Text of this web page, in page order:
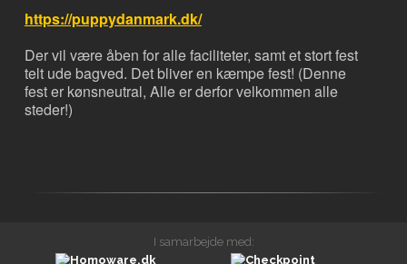
https://puppydanmark.dk/
Der vil være åben for alle faciliteter, samt et stort fest
telt ude bagved. Det bliver en kæmpe fest! (Denne
fest er kønsneutral, Alle er derfor velkommen alle
steder!)
I samarbejde med: